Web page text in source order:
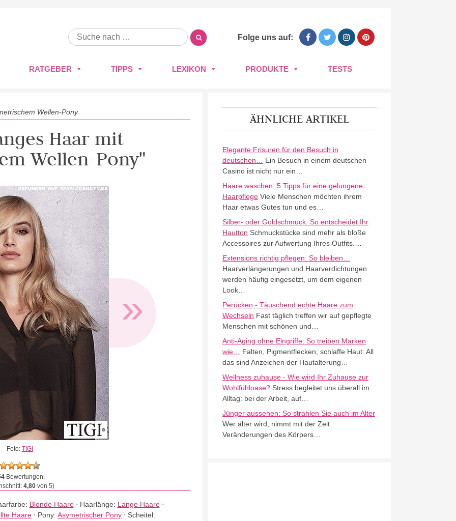
Folge uns auf:
RATGEBER TIPPS LEXIKON PRODUKTE TESTS
Wellen-Pony
Haar mit
Wellen-Pony"
»
Foto:TIGI
Bewertungen,
4,80von 5)
Blonde Haare⋅ Haarlänge: Lange Haare⋅
Haare ⋅ Pony:Asymetrischer Pony ⋅ Scheitel:
ÄHNLICHE ARTIKEL
Elegante Frisuren für den Besuch in
deutschen…
Ein Besuch in einem deutschen
Casino ist nicht nur ein…
Haare waschen: 5 Tipps für eine gelungene
HaarpflegeViele Menschen möchten ihrem
Haar etwas Gutes tun und es…
Silber- oder Goldschmuck: So entscheidet Ihr
Hautton Schmuckstücke sind mehr als bloße
Accessoires zur Aufwertung Ihres Outfits.…
Extensions richtig pflegen: So bleiben…
Haarverlängerungen und Haarverdichtungen
werden häufig eingesetzt, um dem eigenen
Look…
Perücken - Täuschend echte Haare zum
Wechseln Fast täglich treffen wir auf gepflegte
Menschen mit schönen und…
Anti-Aging ohne Eingriffe: So treiben Marken
wie…
Falten, Pigmentflecken, schlaffe Haut: All
das sind Anzeichen der Hautalterung…
Wellness zuhause - Wie wird Ihr Zuhause zur
Wohlfühloase?Stress begleitet uns überall im
Alltag: bei der Arbeit, auf…
Jünger aussehen: So strahlen Sie auch im Alter
Wer älter wird, nimmt mit der Zeit
Veränderungen des Körpers…